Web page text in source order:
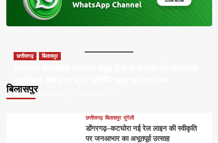
बिलासपुर
छत्तीसगढ़ बिलासपुर
Apna Chhattisgarh
छत्तीसगढ़ बिलासपुर मुंगेली
डोंगरगढ़–कटघोरा नई रेल लाइन की स्वीकृति
पर जनआभार का अभूतपूर्व उत्साह